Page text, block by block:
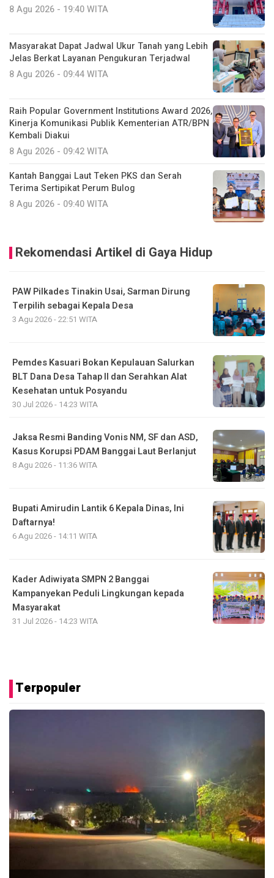
8 Agu 2026 - 19:40 WITA
Masyarakat Dapat Jadwal Ukur Tanah yang Lebih
Jelas Berkat Layanan Pengukuran Terjadwal
8 Agu 2026 - 09:44 WITA
Raih Popular Government Institutions Award 2026,
Kinerja Komunikasi Publik Kementerian ATR/BPN
Kembali Diakui
8 Agu 2026 - 09:42 WITA
Kantah Banggai Laut Teken PKS dan Serah
Terima Sertipikat Perum Bulog
8 Agu 2026 - 09:40 WITA
Rekomendasi Artikel di Gaya Hidup
PAW Pilkades Tinakin Usai, Sarman Dirung
Terpilih sebagai Kepala Desa
3 Agu 2026 - 22:51 WITA
Pemdes Kasuari Bokan Kepulauan Salurkan
BLT Dana Desa Tahap II dan Serahkan Alat
Kesehatan untuk Posyandu
30 Jul 2026 - 14:23 WITA
Jaksa Resmi Banding Vonis NM, SF dan ASD,
Kasus Korupsi PDAM Banggai Laut Berlanjut
8 Agu 2026 - 11:36 WITA
Bupati Amirudin Lantik 6 Kepala Dinas, Ini
Daftarnya!
6 Agu 2026 - 14:11 WITA
Kader Adiwiyata SMPN 2 Banggai
Kampanyekan Peduli Lingkungan kepada
Masyarakat
31 Jul 2026 - 14:23 WITA
Terpopuler